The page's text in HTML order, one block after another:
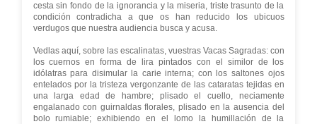
cesta sin fondo de la ignorancia y la miseria, triste trasunto de la
condición contradicha a que os han reducido los ubicuos
verdugos que nuestra audiencia busca y acusa.
Vedlas aquí, sobre las escalinatas, vuestras Vacas Sagradas: con
los cuernos en forma de lira pintados con el similor de los
idólatras para disimular la carie interna; con los saltones ojos
entelados por la tristeza vergonzante de las cataratas tejidas en
una larga edad de hambre; plisado el cuello, neciamente
engalanado con guirnaldas florales, plisado en la ausencia del
bolo rumiable; exhibiendo en el lomo la humillación de la